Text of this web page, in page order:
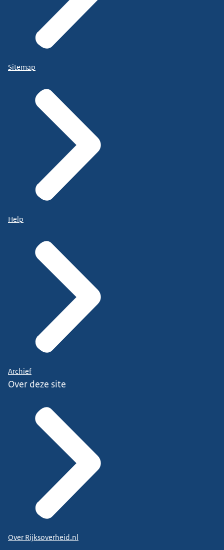
Sitemap
Help
Archief
Over deze site
Over Rijksoverheid.nl